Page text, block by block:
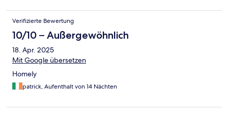
Verifizierte Bewertung
10/10 – Außergewöhnlich
18. Apr. 2025
Mit Google übersetzen
Homely
patrick, Aufenthalt von 14 Nächten